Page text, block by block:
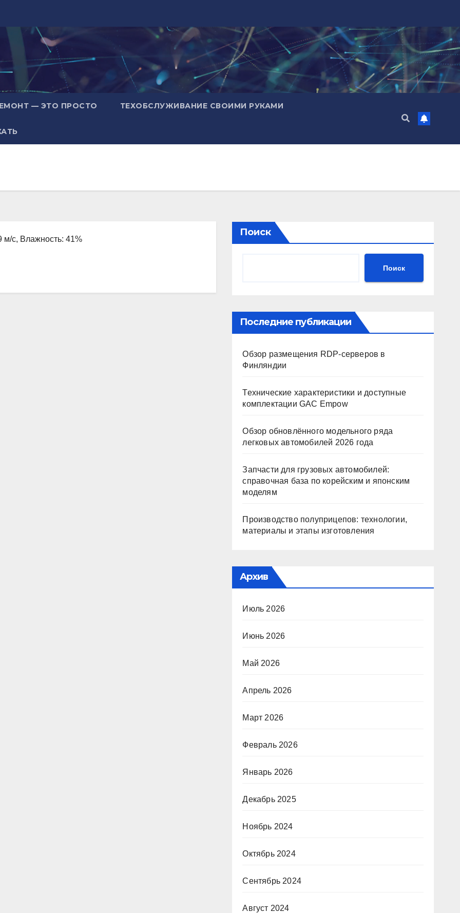
— ЭТО ПРОСТО ТЕХОБСЛУЖИВАНИЕ СВОИМИ РУКАМИ
м/с, Влажность: 41%
Поиск
Поиск
Последние публикации
Обзор размещения RDP-серверов в
Финляндии
Технические характеристики и доступные
комплектации GAC Empow
Обзор обновлённого модельного ряда
легковых автомобилей 2026 года
Запчасти для грузовых автомобилей:
справочная база по корейским и японским
моделям
Производство полуприцепов: технологии,
материалы и этапы изготовления
Архив
Июль 2026
Июнь 2026
Май 2026
Апрель 2026
Март 2026
Февраль 2026
Январь 2026
Декабрь 2025
Ноябрь 2024
Октябрь 2024
Сентябрь 2024
Август 2024